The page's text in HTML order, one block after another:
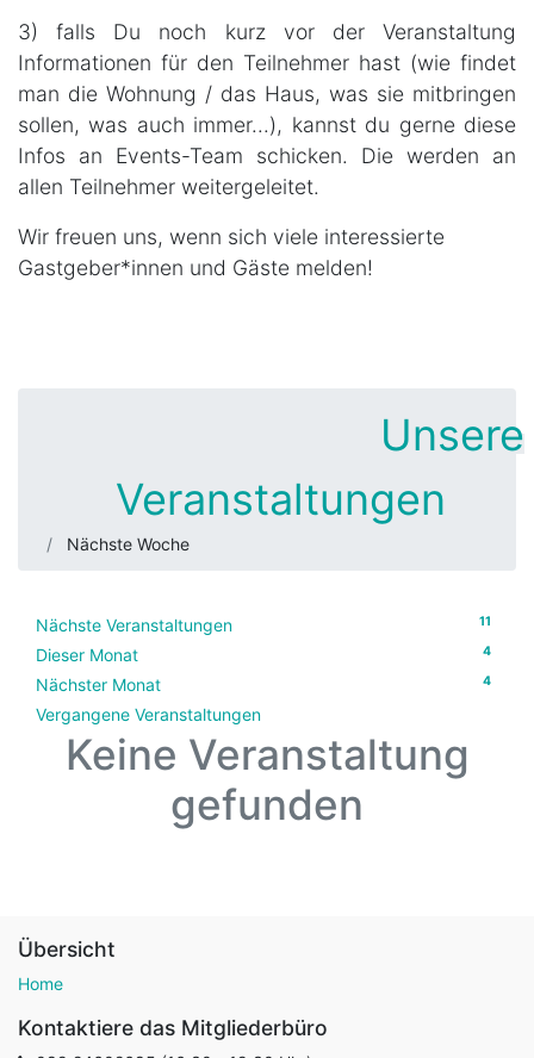
3) falls Du noch kurz vor der Veranstaltung
Informationen für den Teilnehmer hast (wie findet
man die Wohnung / das Haus, was sie mitbringen
sollen, was auch immer...), kannst du gerne diese
Infos an Events-Team schicken. Die werden an
allen Teilnehmer weitergeleitet.
Wir freuen uns, wenn sich viele interessierte
Gastgeber*innen und Gäste melden!
Unsere
Veranstaltungen
Nächste Woche
Nächste Veranstaltungen 11
Dieser Monat 4
Nächster Monat 4
Vergangene Veranstaltungen
Keine Veranstaltung
gefunden
Übersicht
Home
Kontaktiere das Mitgliederbüro